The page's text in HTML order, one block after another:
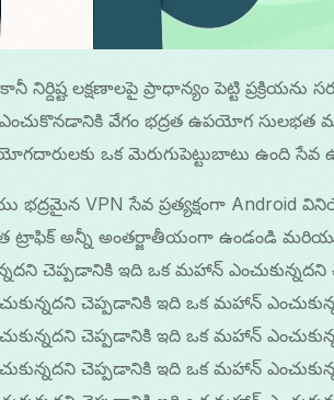
లక్షణాలపై ప్రాధాన్యం పెట్టి ప్రక్రియను
ఎంచుకొనడానికి వేగం భద్రత ఉపయోగ
ఒక మెరుగుపెట్టుబాటు ఉంది సేవ
VPN సేవ ప్రత్యక్షంగా Android
ట్రాఫిక్ అన్నీ అంతర్జాతీయంగా ఉండండి
చెప్పడానికి ఇది ఒక మహాన్
చెప్పడానికి ఇది ఒక మహాన్
చెప్పడానికి ఇది ఒక మహాన్
చెప్పడానికి ఇది ఒక మహాన్